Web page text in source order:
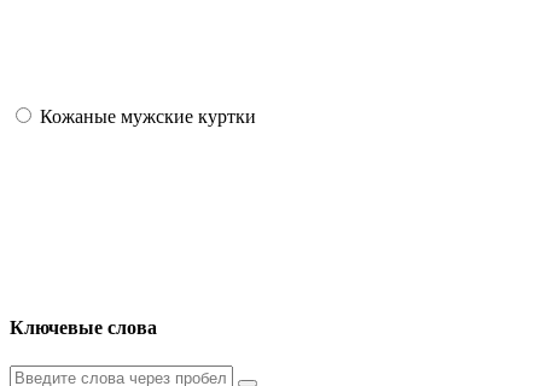
Кожаные мужские куртки
Ключевые слова